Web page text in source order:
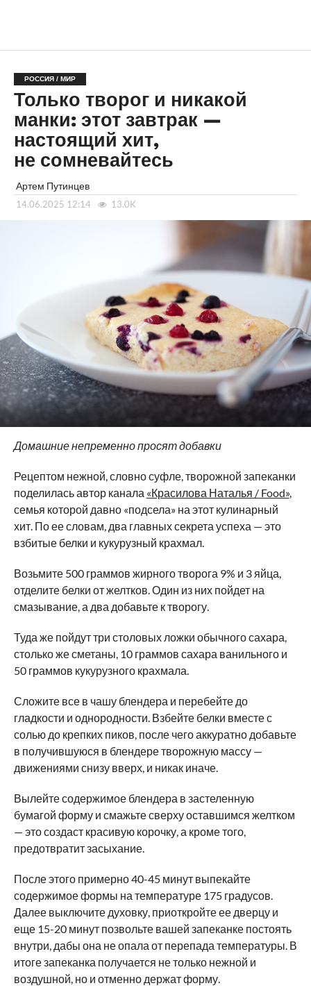
РОССИЯ / МИР
Только творог и никакой
манки: этот завтрак —
настоящий хит,
не сомневайтесь
Артем Путинцев
14.06.2025 12:14 13.0K
Домашние непременно просят добавки
Рецептом нежной, словно суфле, творожной запеканки
поделилась автор канала «Красилова Наталья / Food»,
семья которой давно «подсела» на этот кулинарный
хит. По ее словам, два главных секрета успеха — это
взбитые белки и кукурузный крахмал.
Возьмите 500 граммов жирного творога 9% и 3 яйца,
отделите белки от желтков. Один из них пойдет на
смазывание, а два добавьте к творогу.
Туда же пойдут три столовых ложки обычного сахара,
столько же сметаны, 10 граммов сахара ванильного и
50 граммов кукурузного крахмала.
Сложите все в чашу блендера и перебейте до
гладкости и однородности. Взбейте белки вместе с
солью до крепких пиков, после чего аккуратно добавьте
в получившуюся в блендере творожную массу —
движениями снизу вверх, и никак иначе.
Вылейте содержимое блендера в застеленную
бумагой форму и смажьте сверху оставшимся желтком
— это создаст красивую корочку, а кроме того,
предотвратит засыхание.
После этого примерно 40-45 минут выпекайте
содержимое формы на температуре 175 градусов.
Далее выключите духовку, приоткройте ее дверцу и
еще 15-20 минут позвольте вашей запеканке постоять
внутри, дабы она не опала от перепада температуры. В
итоге запеканка получается не только нежной и
воздушной, но и отменно держат форму.